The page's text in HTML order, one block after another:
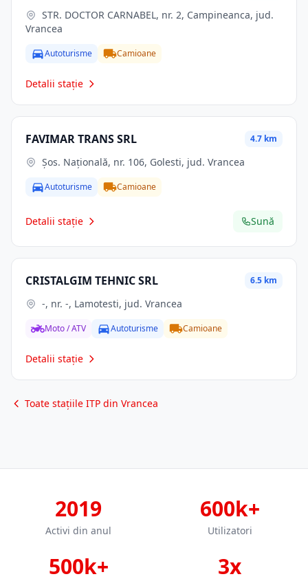
Vrancea
Autoturisme Camioane
Detalii stație
FAVIMAR TRANS SRL 4.7 km
Şos. Naţională, nr. 106, Golesti, jud. Vrancea
Autoturisme Camioane
Detalii stație Sună
CRISTALGIM TEHNIC SRL 6.5 km
-, nr. -, Lamotesti, jud. Vrancea
Moto / ATV Autoturisme Camioane
Detalii stație
Toate stațiile ITP din Vrancea
2019
Activi din anul
600k+
Utilizatori
500k+ 3x